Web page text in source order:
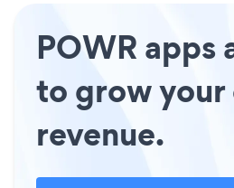
POWR apps
to grow your
revenue.